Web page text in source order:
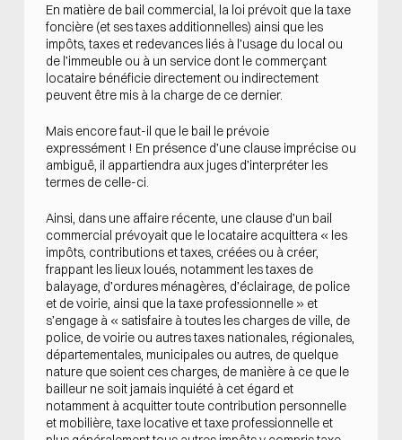
En matière de bail commercial, la loi prévoit que la taxe
foncière (et ses taxes additionnelles) ainsi que les
impôts, taxes et redevances liés à l’usage du local ou
de l’immeuble ou à un service dont le commerçant
locataire bénéficie directement ou indirectement
peuvent être mis à la charge de ce dernier.
Mais encore faut-il que le bail le prévoie
expressément ! En présence d’une clause imprécise ou
ambiguë, il appartiendra aux juges d’interpréter les
termes de celle-ci.
Ainsi, dans une affaire récente, une clause d’un bail
commercial prévoyait que le locataire acquittera « les
impôts, contributions et taxes, créées ou à créer,
frappant les lieux loués, notamment les taxes de
balayage, d’ordures ménagères, d’éclairage, de police
et de voirie, ainsi que la taxe professionnelle » et
s’engage à « satisfaire à toutes les charges de ville, de
police, de voirie ou autres taxes nationales, régionales,
départementales, municipales ou autres, de quelque
nature que soient ces charges, de manière à ce que le
bailleur ne soit jamais inquiété à cet égard et
notamment à acquitter toute contribution personnelle
et mobilière, taxe locative et taxe professionnelle et